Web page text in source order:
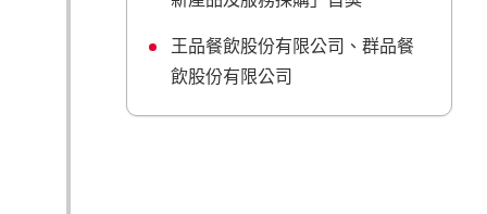
王品餐飲股份有限公司、群品餐
飲股份有限公司